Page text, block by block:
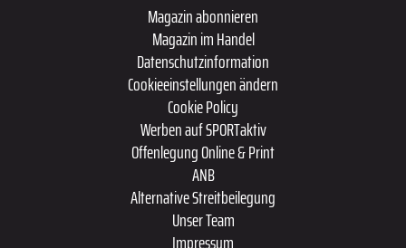
Magazin abonnieren
Magazin im Handel
Datenschutzinformation
Cookieeinstellungen ändern
Cookie Policy
Werben auf SPORTaktiv
Offenlegung Online & Print
ANB
Alternative Streitbeilegung
Unser Team